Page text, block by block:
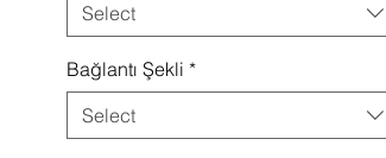
Select
Bağlantı Şekli *
Select